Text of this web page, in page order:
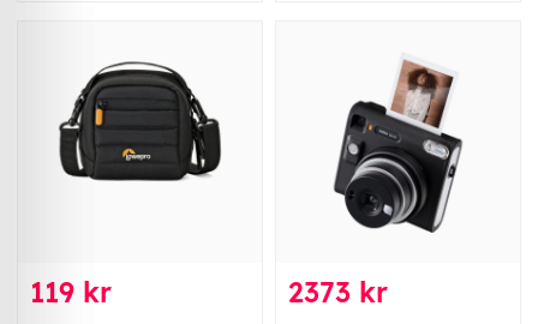
119 kr 2373 kr